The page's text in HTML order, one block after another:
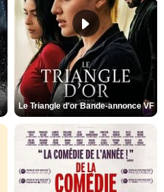
Le Triangle d'or Bande-annonce VF